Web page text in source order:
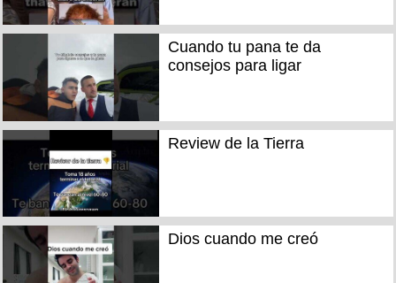
Cuando tu pana te da
consejos para ligar
Review de la Tierra
Dios cuando me creó